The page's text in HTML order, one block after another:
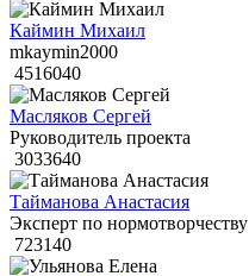
Каймин Михаил
mkaymin2000
4516040
Масляков Сергей
Руководитель проекта
3033640
Тайманова Анастасия
Эксперт по нормотворчеству
723140